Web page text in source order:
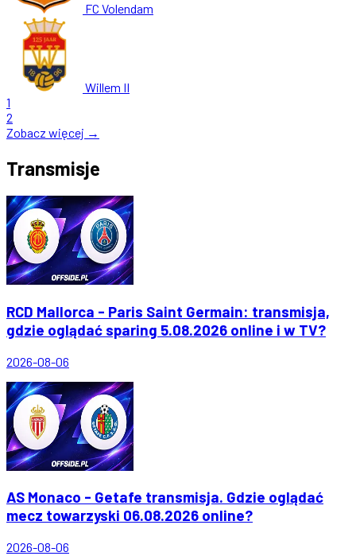
FC Volendam
Willem II
1
2
Zobacz więcej →
Transmisje
RCD Mallorca - Paris Saint Germain: transmisja,
gdzie oglądać sparing 5.08.2026 online i w TV?
2026-08-06
AS Monaco - Getafe transmisja. Gdzie oglądać
mecz towarzyski 06.08.2026 online?
2026-08-06